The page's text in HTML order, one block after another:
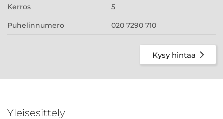
Kerros 5
Puhelinnumero 020 7290 710
Kysy hintaa
Yleisesittely